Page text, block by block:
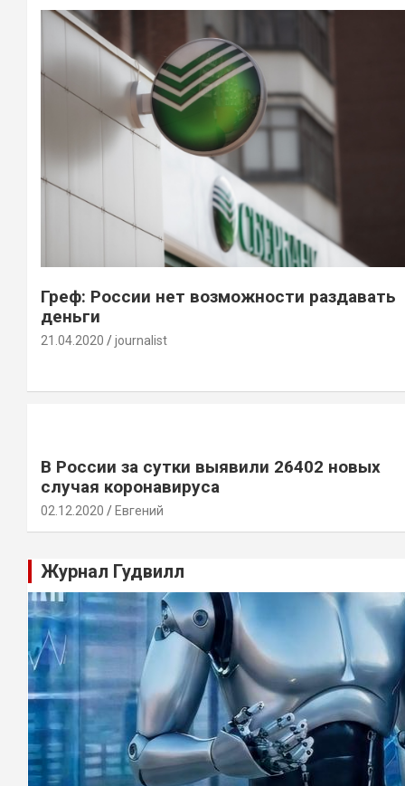
Греф: России нет возможности раздавать
деньги
21.04.2020 journalist
В России за сутки выявили 26402 новых
случая коронавируса
02.12.2020 Евгений
Журнал Гудвилл